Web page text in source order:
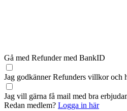
Gå med Refunder med BankID
Jag godkänner Refunders villkoroch
Jag vill gärna få mail med bra
Redan medlem? Logga in här